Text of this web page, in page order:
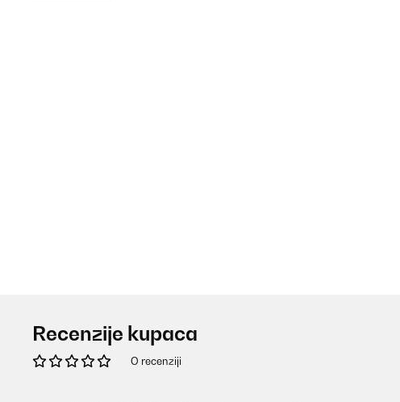
Recenzije kupaca
O recenziji